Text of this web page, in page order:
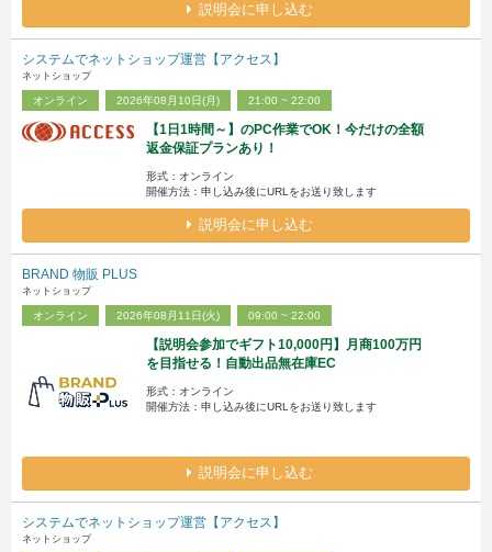
説明会に申し込む
システムでネットショップ運営【アクセス】
ネットショップ
オンライン 2026年08月10日(月) 21:00 ~ 22:00
【1日1時間～】のPC作業でOK！今だけの全額
返金保証プランあり！
形式：オンライン
開催方法：申し込み後にURLをお送り致します
説明会に申し込む
BRAND 物販 PLUS
ネットショップ
オンライン 2026年08月11日(火) 09:00 ~ 22:00
【説明会参加でギフト10,000円】月商100万円
を目指せる！自動出品無在庫EC
形式：オンライン
開催方法：申し込み後にURLをお送り致します
説明会に申し込む
システムでネットショップ運営【アクセス】
ネットショップ